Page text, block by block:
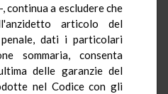
continua a escludere che
articolo del
dati i particolari
sommaria, consenta
delle garanzie del
nel Codice con gli